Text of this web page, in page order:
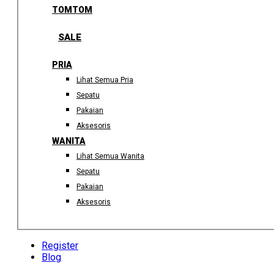
TOMTOM
SALE
PRIA
Lihat Semua Pria
Sepatu
Pakaian
Aksesoris
WANITA
Lihat Semua Wanita
Sepatu
Pakaian
Aksesoris
Register
Blog